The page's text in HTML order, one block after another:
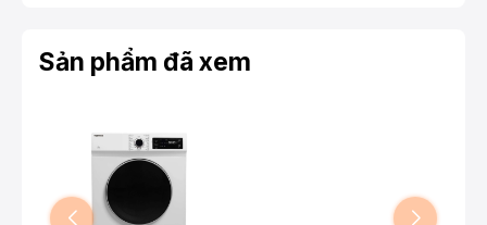
Sản phẩm đã xem